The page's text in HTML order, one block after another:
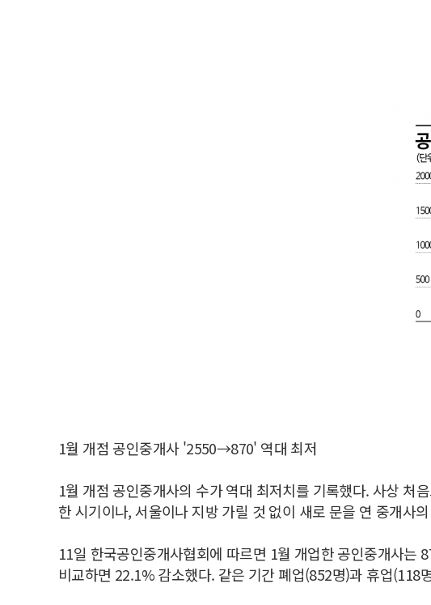
1월 개점 공인중개사 '2550→870' 역대 최저
1월 개점 공인중개사의 수가 역대 최저치를 기록했다. 사상 처
한 시기이나, 서울이나 지방 가릴 것 없이 새로 문을 연 중개사
11일 한국공인중개사협회에 따르면 1월 개업한 공인중개사는
비교하면 22.1% 감소했다. 같은 기간 폐업(852명)과 휴업